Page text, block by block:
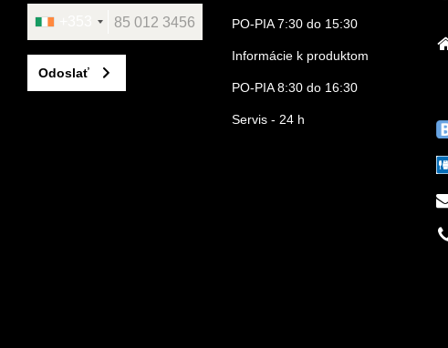
Odoslať
PO-PIA 7:30 do 15:30
Informácie k produktom
PO-PIA 8:30 do 16:30
Servis - 24 h